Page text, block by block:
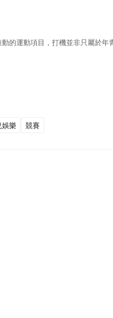
的運動項目，打機並非只屬於
娛樂 競賽